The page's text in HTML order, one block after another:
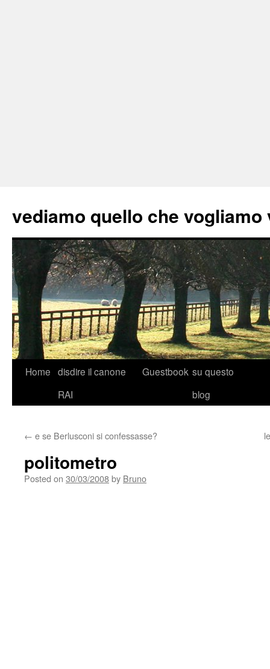
vediamo quello che vogliamo
Skip
Home disdire il canone
RAI
Guestbook su questo
blog
← e se Berlusconi si confessasse?
politometro
Posted on 30/03/2008by Bruno